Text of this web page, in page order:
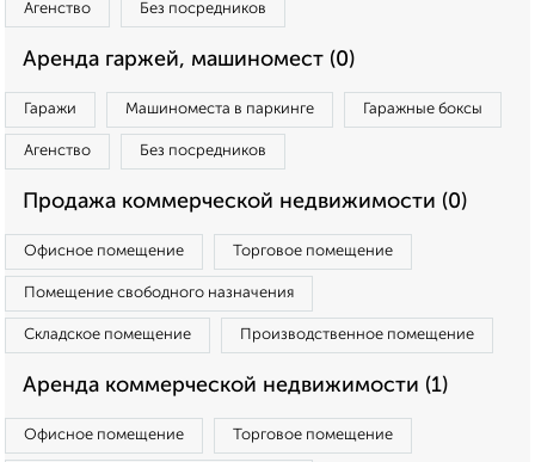
Агенство Без посредников
Аренда гаржей, машиномест (0)
Гаражи Машиноместа в паркинге Гаражные боксы
Агенство Без посредников
Продажа коммерческой недвижимости (0)
Офисное помещение Торговое помещение
Помещение свободного назначения
Складское помещение Производственное помещение
Аренда коммерческой недвижимости (1)
Офисное помещение Торговое помещение